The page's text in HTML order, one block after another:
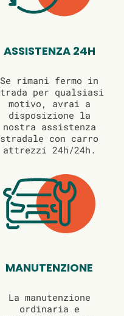
ASSISTENZA 24H
Se rimani fermo in
per qualsiasi
motivo, avrai a
disposizione la
nostra assistenza
stradale con carro
attrezzi 24h/24h.
MANUTENZIONE
La manutenzione
ordinaria e